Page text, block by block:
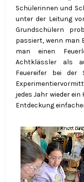
Schülerinnen und
unter der Leitung
Grundschülern
passiert, wenn man
man einen
Achtklässler als
Feuereifer bei der
jedes Jahr wieder
Entdeckung